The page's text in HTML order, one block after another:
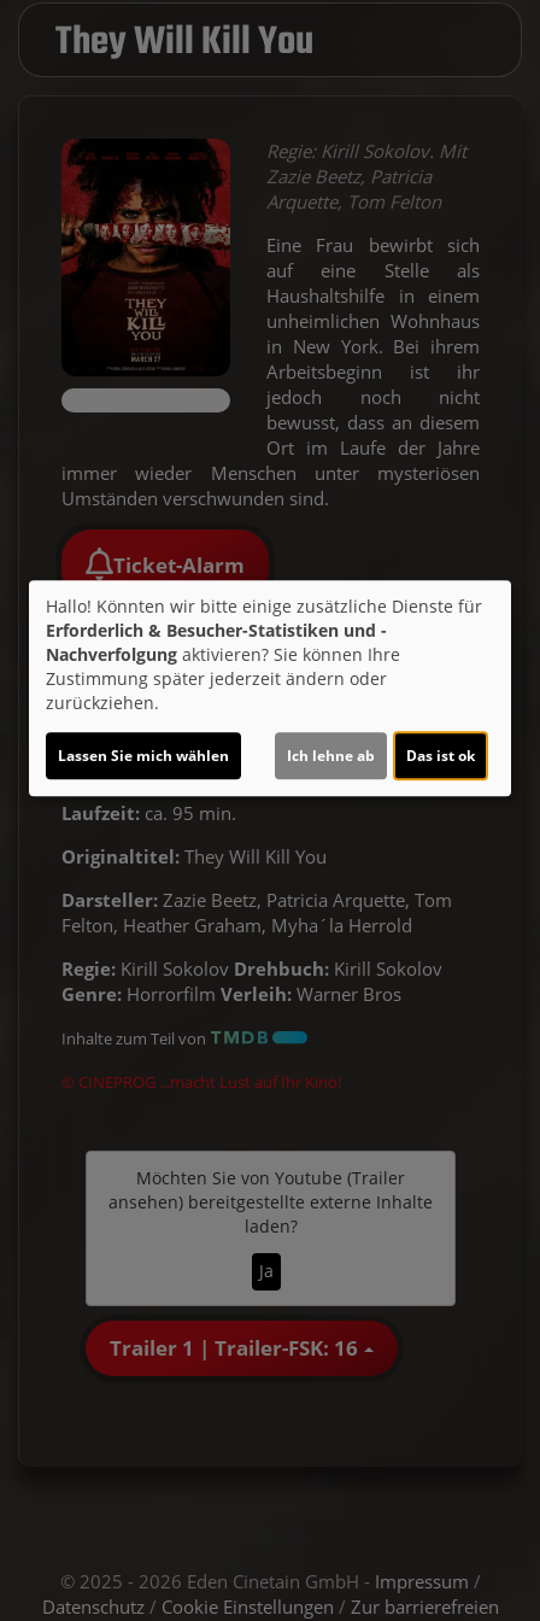
They Will Kill You
Regie: Kirill Sokolov. Mit
Zazie Beetz, Patricia
Arquette, Tom Felton
Eine Frau bewirbt sich
auf eine Stelle als
Haushaltshilfe in einem
unheimlichen Wohnhaus
in New York. Bei ihrem
Arbeitsbeginn ist ihr
jedoch noch nicht
bewusst, dass an diesem
Ort im Laufe der Jahre
immer wieder Menschen unter mysteriösen
Umständen verschwunden sind.
Ticket-Alarm
Altersfreigabe:
Laufzeit: ca. 95 min.
Originaltitel: They Will Kill You
Darsteller: Zazie Beetz, Patricia Arquette, Tom
Felton, Heather Graham, Myha´la Herrold
Regie: Kirill Sokolov Drehbuch: Kirill Sokolov
Genre: Horrorfilm Verleih: Warner Bros
Inhalte zum Teil von
© CINEPROG ...macht Lust auf Ihr Kino!
Möchten Sie von Youtube (Trailer
ansehen) bereitgestellte externe Inhalte
laden?
Ja
Trailer 1 | Trailer-FSK: 16
© 2025 - 2026 Eden Cinetain GmbH - Impressum /
Datenschutz/ Cookie Einstellungen / Zur barrierefreien
Hallo! Könnten wir bitte einige zusätzliche Dienste für
Erforderlich & Besucher-Statistiken und -
Nachverfolgung aktivieren? Sie können Ihre
Zustimmung später jederzeit ändern oder
zurückziehen.
Lassen Sie mich wählen Ich lehne ab Das ist ok